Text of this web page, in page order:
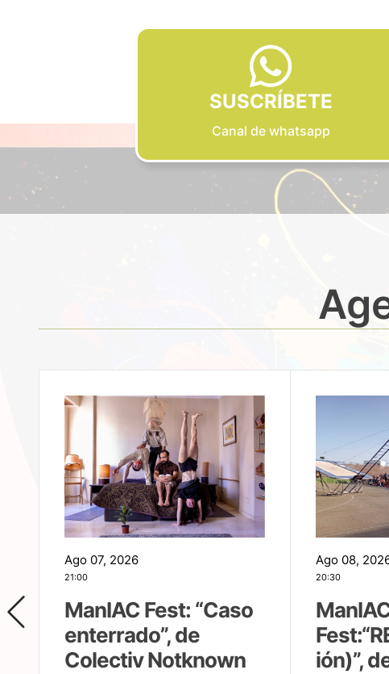
SUSCRÍBETE
Canal de whatsapp
Ago 07, 2026
21:00
ManIAC Fest: “Caso
enterrado”, de
Colectiv Notknown
Ago 08,
20:30
ión)”,